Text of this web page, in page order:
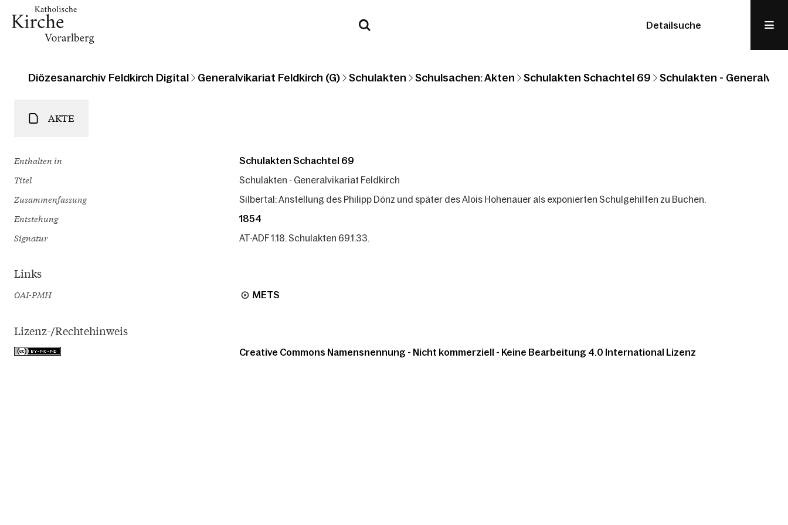
Detailsuche
Diözesanarchiv Feldkirch Digital Generalvikariat Feldkirch (G) Schulakten Schulsachen: Akten Schulakten Schachtel 69 Schulakten -
AKTE
Enthalten in Schulakten Schachtel 69
Titel Schulakten - Generalvikariat Feldkirch
Zusammenfassung Silbertal: Anstellung des Philipp Dönz und später des Alois Hohenauer als exponierten Schulgehilfen zu Buchen.
Entstehung 1854
Signatur AT-ADF 1.18. Schulakten 69.1.33.
Links
OAI-PMH METS
Lizenz-/Rechtehinweis
Creative Commons Namensnennung - Nicht kommerziell - Keine Bearbeitung 4.0 International Lizenz